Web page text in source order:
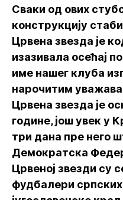
Сваки од ових
конструкцију
Црвена звезда је
изазивала осећај
име нашег клуба
нарочитим
Црвена звезда је
године, још увек у
три дана пре него
Демократска
Црвеној звезди су
фудбалери српских